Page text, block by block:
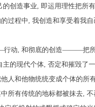
的创造事业, 即运用理性把所
过程中 , 我创造和享受着我自
行动, 和彻底的创造———把
主的现代个体, 否定和摧毁了
人和他物统统变成个体的所
所有传统的地标都被抹去, 不